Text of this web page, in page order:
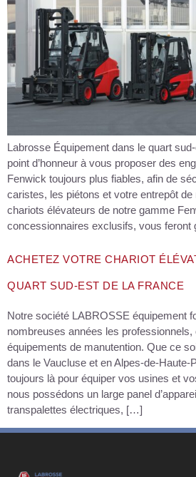
Labrosse Équipement dans le quart
point d’honneur à vous proposer des
Fenwick toujours plus fiables, afin de
caristes, les piétons et votre entrepôt
chariots élévateurs de notre gamme
concessionnaires exclusifs, vous
ACHETEZ VOTRE CHARIOT
QUART SUD-EST DE LA FRANCE
Notre société LABROSSE équipement
nombreuses années les professionnels,
équipements de manutention. Que ce
dans le Vaucluse et en Alpes-de-Haute-
toujours là pour équiper vos usines et
nous possédons un large panel
transpalettes électriques, […]